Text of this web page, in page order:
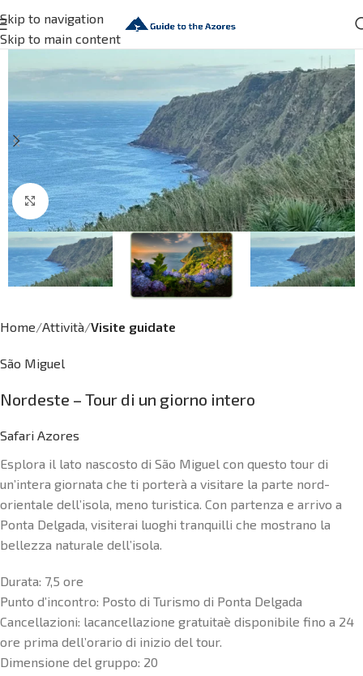
Skip to navigation
Skip to main content
Click to enlarge
Home Attività Visite guidate
São Miguel
Nordeste – Tour di un giorno intero
Safari Azores
Esplora il lato nascosto di São Miguel con questo tour di
un’intera giornata che ti porterà a visitare la parte nord-
orientale dell’isola, meno turistica. Con partenza e arrivo a
Ponta Delgada, visiterai luoghi tranquilli che mostrano la
bellezza naturale dell’isola.
Durata: 7,5 ore
Punto d’incontro: Posto di Turismo di Ponta Delgada
Cancellazioni: lacancellazione gratuitaè disponibile fino a 24
ore prima dell’orario di inizio del tour.
Dimensione del gruppo: 20